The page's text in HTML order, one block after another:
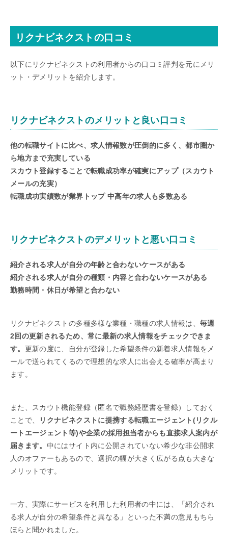
リクナビネクストの口コミ
以下にリクナビネクストの利用者からの口コミ評判を元にメリ
ット・デメリットを紹介します。
リクナビネクストのメリットと良い口コミ
他の転職サイトに比べ、求人情報数が圧倒的に多く、都市圏か
ら地方まで充実している
スカウト登録することで転職成功率が確実にアップ（スカウト
メールの充実）
転職成功実績数が業界トップ 中高年の求人も多数ある
リクナビネクストのデメリットと悪い口コミ
紹介される求人が自分の年齢と合わないケースがある
紹介される求人が自分の種類・内容と合わないケースがある
勤務時間・休日が希望と合わない
リクナビネクストの多種多様な業種・職種の求人情報は、毎週
2回の更新されるため、常に最新の求人情報をチェックできま
す。 更新の度に、自分が登録した希望条件の新着求人情報をメ
ールで送られてくるので理想的な求人に出会える確率が高まり
ます。
また、スカウト機能登録（匿名で職務経歴書を登録）しておく
ことで、
リクナビネクストに提携する転職エージェント(リクル
ートエージェント等)や企業の採用担当者からも直接求人案内が
届きます。 中にはサイト内に公開されていない希少な非公開求
人のオファーもあるので、選択の幅が大きく広がる点も大きな
メリットです。
一方、実際にサービスを利用した利用者の中には、「紹介され
る求人が自分の希望条件と異なる」といった不満の意見もちら
ほらと聞かれました。